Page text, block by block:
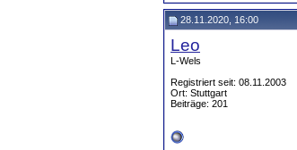
28.11.2020, 16:00
Leo
L-Wels
Registriert seit: 08.11.2003
Ort: Stuttgart
Beiträge: 201